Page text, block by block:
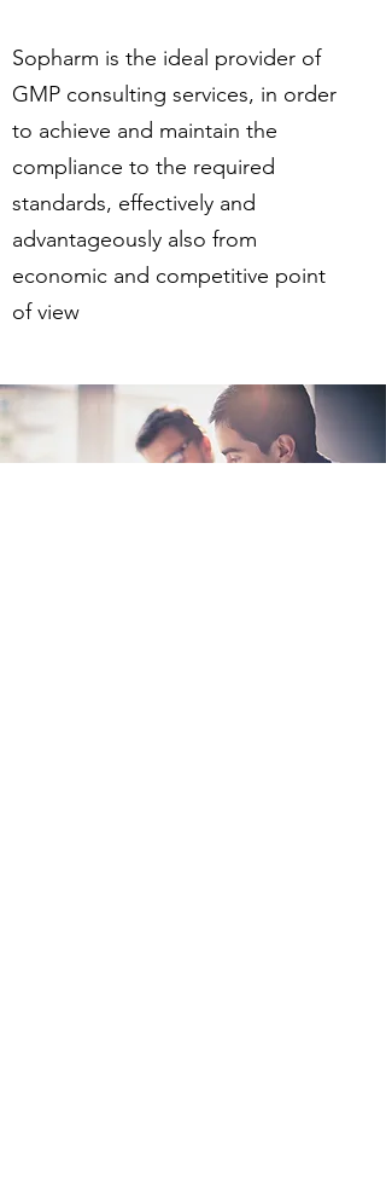
Sopharm is the ideal provider of
GMP consulting services, in order
to achieve and maintain the
compliance to the required
standards, effectively and
advantageously also from
economic and competitive point
of view